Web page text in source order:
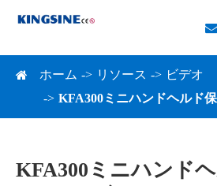
ホーム リソース
ビデオ
KFA300ミニハンドヘルド
KFA300ミニハンド